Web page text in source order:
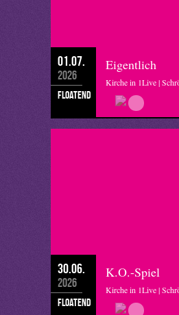
01.07.
2026
floatend
Eigentlich
Kirche in 1Live |
30.06.
2026
floatend
K.O.-Spiel
Kirche in 1Live |